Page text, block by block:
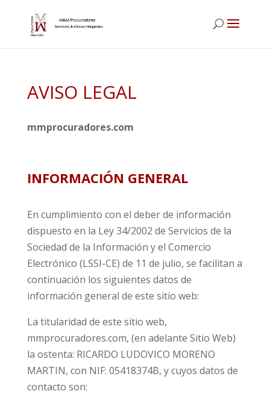
AVISO LEGAL
mmprocuradores.com
INFORMACIÓN GENERAL
En cumplimiento con el deber de información
dispuesto en la Ley 34/2002 de Servicios de la
Sociedad de la Información y el Comercio
Electrónico (LSSI-CE) de 11 de julio, se facilitan a
continuación los siguientes datos de
información general de este sitio web:
La titularidad de este sitio web,
mmprocuradores.com, (en adelante Sitio Web)
la ostenta: RICARDO LUDOVICO MORENO
MARTIN, con NIF: 05418374B, y cuyos datos de
contacto son: